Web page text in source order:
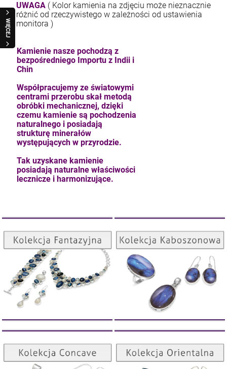
WIĘCEJ
UWAGA ( Kolor kamienia na zdjęciu może nieznacznie
różnić od rzeczywistego w zależności od ustawienia
monitora )
Kamienie nasze pochodzą z
bezpośredniego Importu z Indii i
Chin
Współpracujemy ze światowymi
centrami przerobu skał metodą
obróbki mechanicznej, dzięki
czemu kamienie są pochodzenia
naturalnego i posiadają
strukturę minerałów
występujących w przyrodzie.
Tak uzyskane kamienie
posiadają naturalne właściwości
lecznicze i harmonizujące.
Kolekcja Fantazyjna
ZOBACZ
Kolekcja Kaboszonowa
ZOBACZ
Kolekcja Concave
ZOBACZ
Kolekcja Orientalna
ZOBACZ